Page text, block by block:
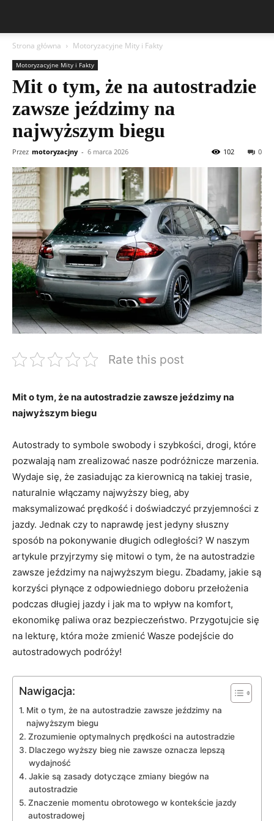
Strona główna Motoryzacyjne Mity i Fakty
Motoryzacyjne Mity i Fakty
Mit o tym, że na autostradzie
zawsze jeździmy na
najwyższym biegu
Przez motoryzacjny - 6 marca 2026 0
102
Rate this post
Mit o tym, że na autostradzie zawsze jeździmy na
najwyższym biegu
Autostrady to symbole swobody i szybkości, drogi, które
pozwalają nam zrealizować nasze podróżnicze marzenia.
Wydaje się, że zasiadując za kierownicą na takiej trasie,
naturalnie włączamy najwyższy bieg, aby
maksymalizować prędkość i doświadczyć przyjemności z
jazdy. Jednak czy to naprawdę jest jedyny słuszny
sposób na pokonywanie długich odległości? W naszym
artykule przyjrzymy się mitowi o tym, że na autostradzie
zawsze jeździmy na najwyższym biegu. Zbadamy, jakie są
korzyści płynące z odpowiedniego doboru przełożenia
podczas długiej jazdy i jak ma to wpływ na komfort,
ekonomikę paliwa oraz bezpieczeństwo. Przygotujcie się
na lekturę, która może zmienić Wasze podejście do
autostradowych podróży!
Nawigacja:
Mit o tym, że na autostradzie zawsze jeździmy na
najwyższym biegu
Zrozumienie optymalnych prędkości na autostradzie
Dlaczego wyższy bieg nie zawsze oznacza lepszą
wydajność
Jakie są zasady dotyczące zmiany biegów na
autostradzie
Znaczenie momentu obrotowego w kontekście jazdy
autostradowej